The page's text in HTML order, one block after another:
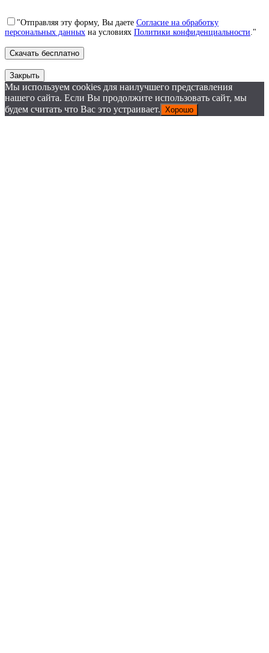
"Отправляя эту форму, Вы даете Согласие на обработку
персональных данных на условиях Политики конфиденциальности ."
Закрыть
Мы используем cookies для наилучшего представления
нашего сайта. Если Вы продолжите использовать сайт, мы
будем считать что Вас это устраивает. Хорошо